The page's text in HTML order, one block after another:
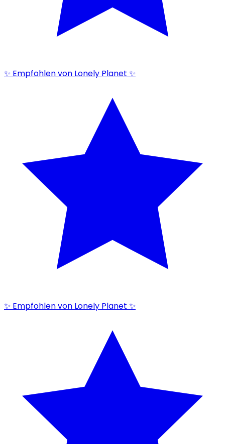
✨ Empfohlen von Lonely Planet ✨
✨ Empfohlen von Lonely Planet ✨